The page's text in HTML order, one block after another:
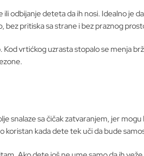
odbijanje deteta da ih nosi. Idealno je
pritiska sa strane i bez praznog
vrtićkog uzrasta stopalo se menja
snalaze sa čičak zatvaranjem, jer
koristan kada dete tek uči da bude